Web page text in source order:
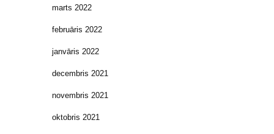
marts 2022
februāris 2022
janvāris 2022
decembris 2021
novembris 2021
oktobris 2021